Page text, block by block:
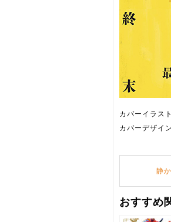
カバーイラス
カバーデザイ
静
おすすめ